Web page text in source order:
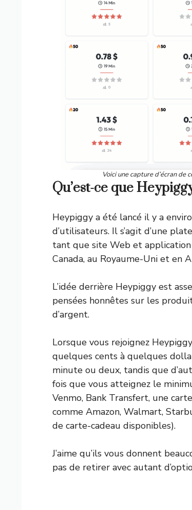
Voici une capture d’écran
Qu’est-ce que
Heypiggy a été lancé il y a
d’utilisateurs. Il s’agit d’une
tant que site Web et
Canada, au Royaume-Uni et en
L’idée derrière Heypiggy est
pensées honnêtes sur les
d’argent.
Lorsque vous rejoignez
quelques cents à quelques
minute ou deux, tandis que
fois que vous atteignez le
Venmo, Bank Transfert, une
comme Amazon, Walmart,
de carte-cadeau disponibles).
J’aime qu’ils vous donnent
pas de retirer avec autant